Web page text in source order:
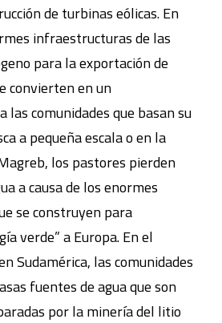
de turbinas eólicas. En
infraestructuras de las
para la exportación de
convierten en un
las comunidades que basan su
a pequeña escala o en la
los pastores pierden
a causa de los enormes
se construyen para
verde” a Europa. En el
Sudamérica, las comunidades
fuentes de agua que son
por la minería del litio